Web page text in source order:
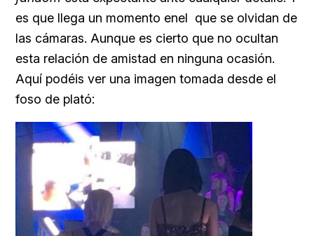
es que llega un momento enel que se olvidan de
las cámaras. Aunque es cierto que no ocultan
esta relación de amistad en ninguna ocasión.
Aquí podéis ver una imagen tomada desde el
foso de plató: